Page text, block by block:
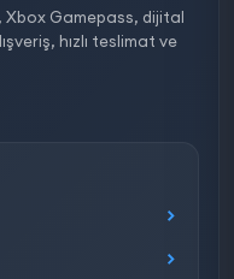
Xbox Gamepass, dijital
hızlı teslimat ve